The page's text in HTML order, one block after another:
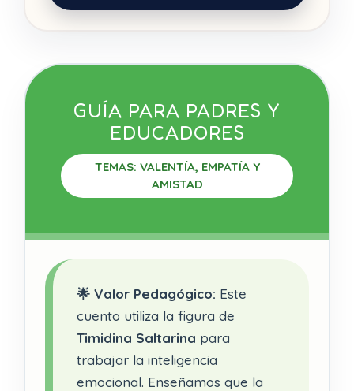
GUÍA PARA PADRES Y
EDUCADORES
TEMAS: VALENTÍA, EMPATÍA Y
AMISTAD
🌟 Valor Pedagógico: Este
cuento utiliza la figura de
Timidina Saltarina para
trabajar la inteligencia
emocional. Enseñamos que la